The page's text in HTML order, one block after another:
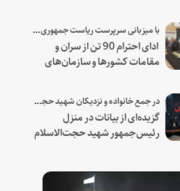
با میزبانی سرپرست ریاست جمهوری صورت گرفت؛
ادای احترام 90 تن از سران و
مقامات کشورها و سازمان‌های
در جمع خانواده و نزدیکان شهید حجت‌الاسلام‌والمسلمین رئیسی:
گزیده‌ای از بیانات در منزل
رئیس‌جمهور شهید حجت‌الاسلام